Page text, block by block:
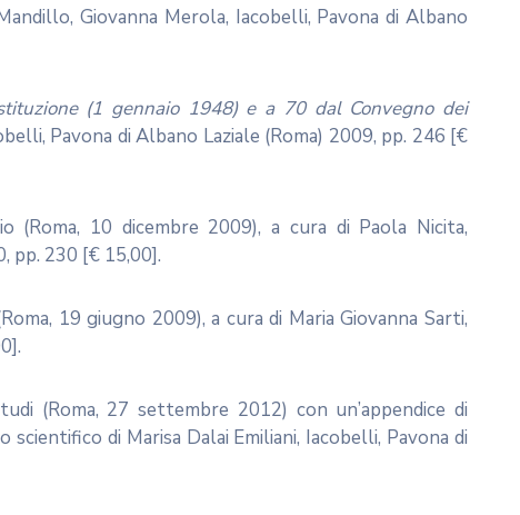
Giovanna Merola, Iacobelli, Pavona di Albano
(1 gennaio 1948) e a 70 dal Convegno dei
Pavona di Albano Laziale (Roma) 2009, pp. 246 [€
10 dicembre 2009), a cura di Paola Nicita,
pp. 230 [€ 15,00].
19 giugno 2009), a cura di Maria Giovanna Sarti,
(Roma, 27 settembre 2012) con un’appendice di
di Marisa Dalai Emiliani, Iacobelli, Pavona di